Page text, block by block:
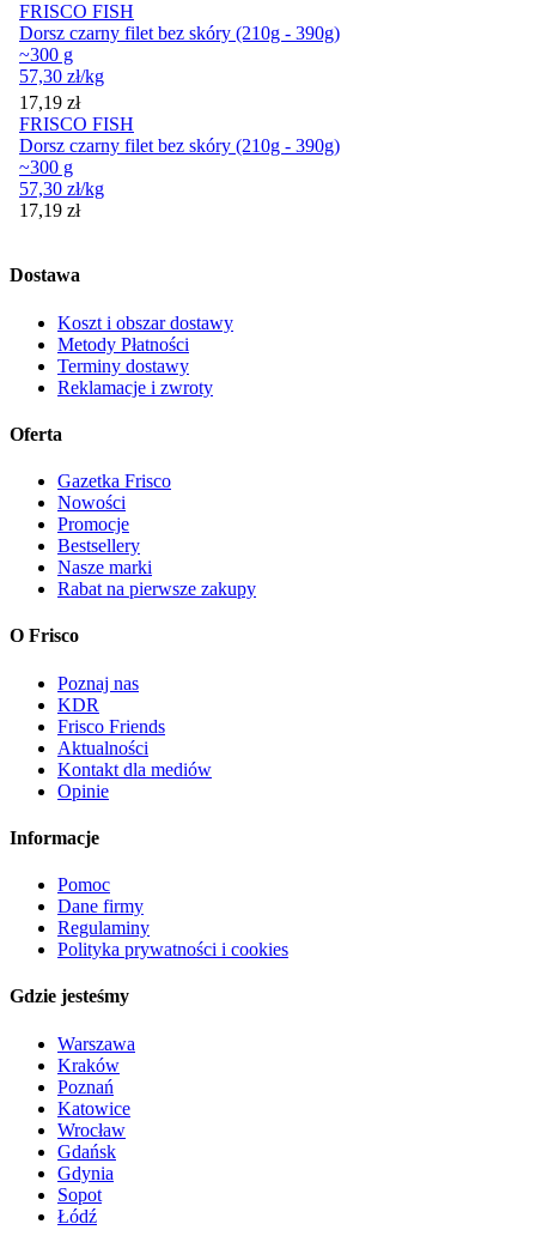
FRISCO FISH
Dorsz czarny filet bez skóry (210g - 390g)
~300 g
57,30 zł/kg
Cena
17,19 zł
FRISCO FISH
Dorsz czarny filet bez skóry (210g - 390g)
~300 g
57,30 zł/kg
Cena
17,19 zł
Dostawa
Koszt i obszar dostawy
Metody Płatności
Terminy dostawy
Reklamacje i zwroty
Oferta
Gazetka Frisco
Nowości
Promocje
Bestsellery
Nasze marki
Rabat na pierwsze zakupy
O Frisco
Poznaj nas
KDR
Frisco Friends
Aktualności
Kontakt dla mediów
Opinie
Informacje
Pomoc
Dane firmy
Regulaminy
Polityka prywatności i cookies
Gdzie jesteśmy
Warszawa
Kraków
Poznań
Katowice
Wrocław
Gdańsk
Gdynia
Sopot
Łódź